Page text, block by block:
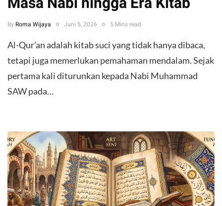
By Roma Wijaya Juni 5, 2026 5 Mins read
​Al-Qur’an adalah kitab suci yang tidak hanya dibaca,
tetapi juga memerlukan pemahaman mendalam. Sejak
pertama kali diturunkan kepada Nabi Muhammad
SAW pada…